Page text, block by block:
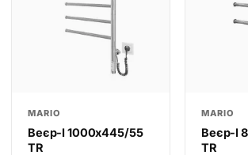
MARIO
Веєр-І 1000х445/55
TR
MARIO
Веєр-І
TR